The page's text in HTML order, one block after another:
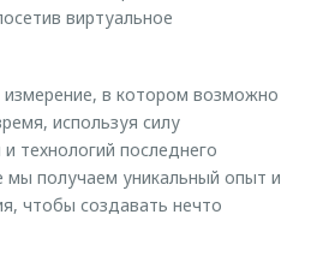
виртуальное
в котором возможно
используя силу
технологий последнего
мы получаем уникальный опыт и
чтобы создавать нечто